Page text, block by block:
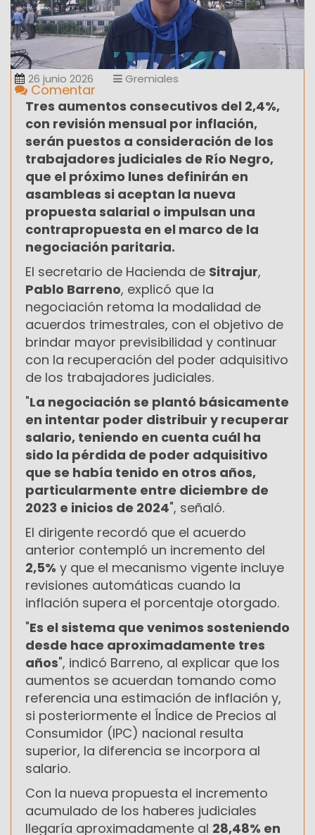
26 junio 2026 Gremiales
Comentar
Tres aumentos consecutivos del 2,4%,
con revisión mensual por inflación,
serán puestos a consideración de los
trabajadores judiciales de Río Negro,
que el próximo lunes definirán en
asambleas si aceptan la nueva
propuesta salarial o impulsan una
contrapropuesta en el marco de la
negociación paritaria.
El secretario de Hacienda de Sitrajur,
Pablo Barreno, explicó que la
negociación retoma la modalidad de
acuerdos trimestrales, con el objetivo de
brindar mayor previsibilidad y continuar
con la recuperación del poder adquisitivo
de los trabajadores judiciales.
"La negociación se plantó básicamente
en intentar poder distribuir y recuperar
salario, teniendo en cuenta cuál ha
sido la pérdida de poder adquisitivo
que se había tenido en otros años,
particularmente entre diciembre de
2023 e inicios de 2024", señaló.
El dirigente recordó que el acuerdo
anterior contempló un incremento del
2,5% y que el mecanismo vigente incluye
revisiones automáticas cuando la
inflación supera el porcentaje otorgado.
"Es el sistema que venimos sosteniendo
desde hace aproximadamente tres
años", indicó Barreno, al explicar que los
aumentos se acuerdan tomando como
referencia una estimación de inflación y,
si posteriormente el Índice de Precios al
Consumidor (IPC) nacional resulta
superior, la diferencia se incorpora al
salario.
Con la nueva propuesta el incremento
acumulado de los haberes judiciales
llegaría aproximadamente al 28,48% en